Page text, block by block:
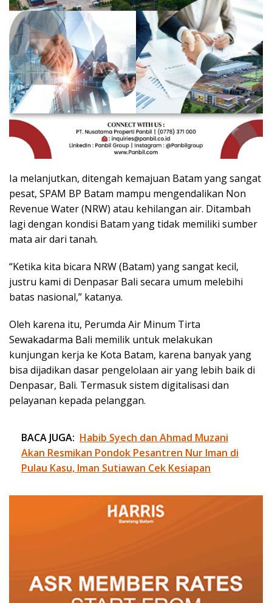
Ia melanjutkan, ditengah kemajuan Batam yang sangat
pesat, SPAM BP Batam mampu mengendalikan Non
Revenue Water (NRW) atau kehilangan air. Ditambah
lagi dengan kondisi Batam yang tidak memiliki sumber
mata air dari tanah.
“Ketika kita bicara NRW (Batam) yang sangat kecil,
justru kami di Denpasar Bali secara umum melebihi
batas nasional,” katanya.
Oleh karena itu, Perumda Air Minum Tirta
Sewakadarma Bali memilik untuk melakukan
kunjungan kerja ke Kota Batam, karena banyak yang
bisa dijadikan dasar pengelolaan air yang lebih baik di
Denpasar, Bali. Termasuk sistem digitalisasi dan
pelayanan kepada pelanggan.
BACA JUGA: Habib Syech dan Ahmad Muzani
Akan Resmikan Pondok Pesantren Nur Iman di
Pulau Kasu, Iman Sutiawan Cek Kesiapan